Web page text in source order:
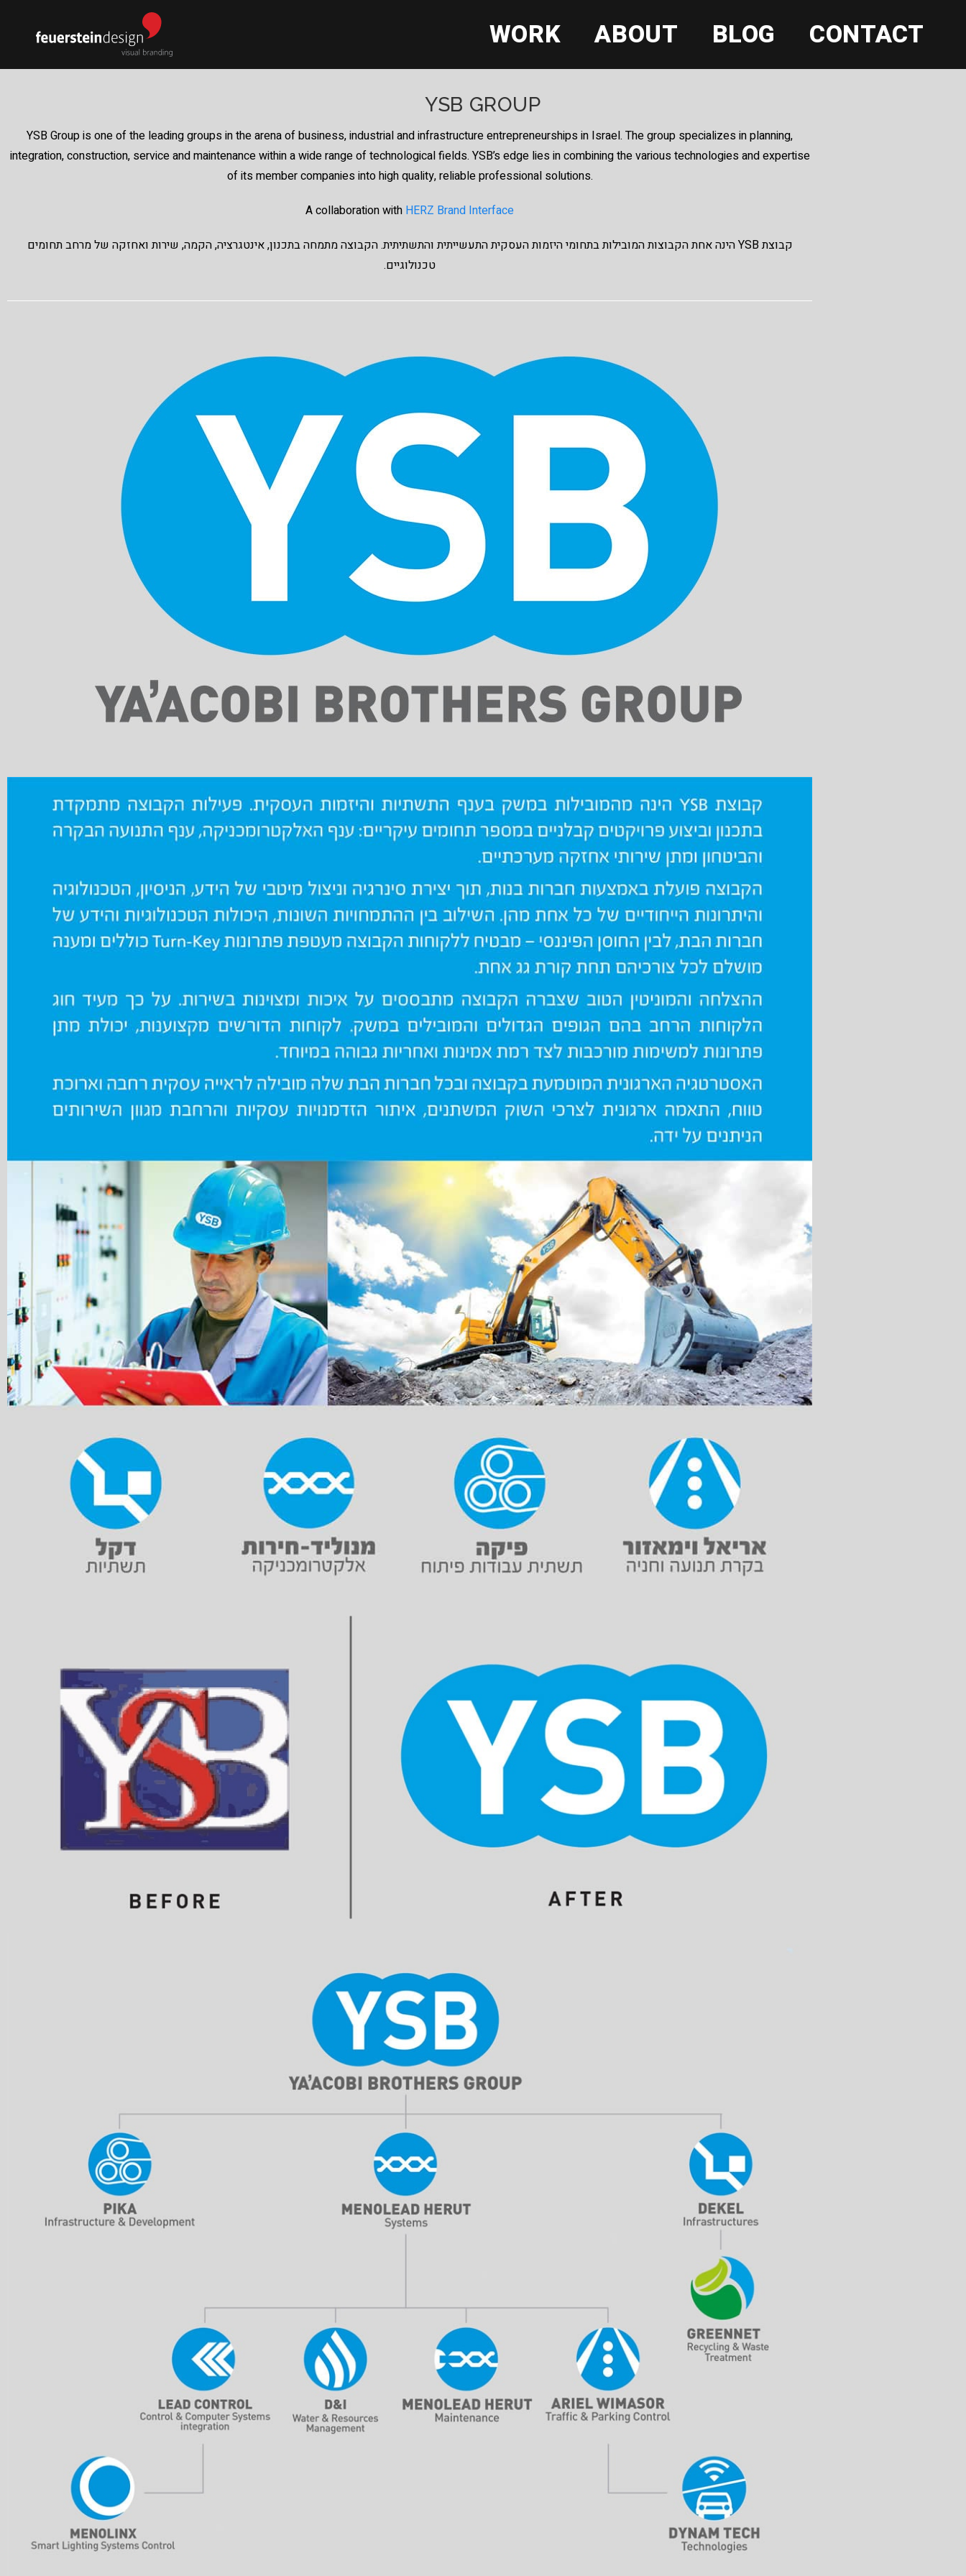
WORK ABOUT BLOG CONTACT
YSB GROUP
YSB Group is one of the leading groups in the arena of business, industrial and infrastructure entrepreneurships in Israel. The group specializes in planning,
integration, construction, service and maintenance within a wide range of technological fields. YSB’s edge lies in combining the various technologies and expertise
of its member companies into high quality, reliable professional solutions.
A collaboration with HERZ Brand Interface
קבוצת YSB הינה אחת הקבוצות המובילות בתחומי היזמות העסקית התעשייתית והתשתיתית. הקבוצה מתמחה בתכנון, אינטגרציה, הקמה, שירות ואחזקה של מרחב תחומים
טכנולוגיים.